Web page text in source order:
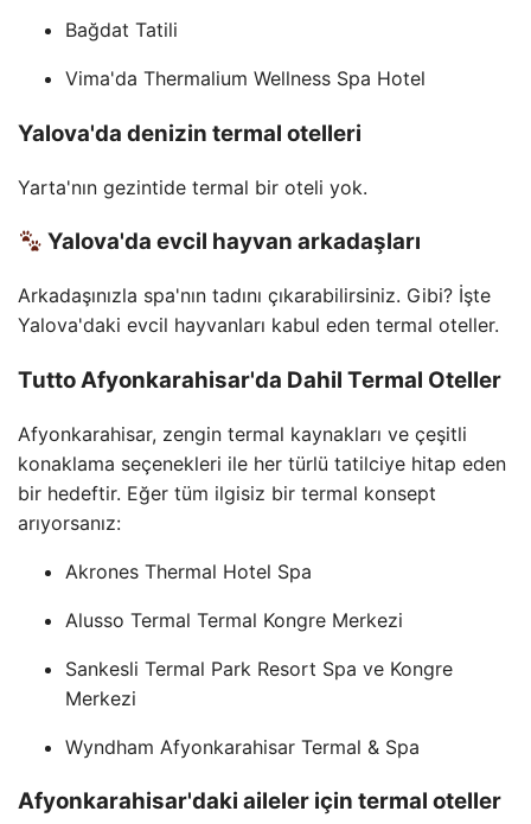
Bağdat Tatili
Vima'da Thermalium Wellness Spa Hotel
Yalova'da denizin termal otelleri
Yarta'nın gezintide termal bir oteli yok.
Yalova'da evcil hayvan arkadaşları
Arkadaşınızla spa'nın tadını çıkarabilirsiniz. Gibi? İşte
Yalova'daki evcil hayvanları kabul eden termal oteller.
Tutto Afyonkarahisar'da Dahil Termal Oteller
Afyonkarahisar, zengin termal kaynakları ve çeşitli
konaklama seçenekleri ile her türlü tatilciye hitap eden
bir hedeftir. Eğer tüm ilgisiz bir termal konsept
arıyorsanız:
Akrones Thermal Hotel Spa
Alusso Termal Termal Kongre Merkezi
Sankesli Termal Park Resort Spa ve Kongre
Merkezi
Wyndham Afyonkarahisar Termal & Spa
Afyonkarahisar'daki aileler için termal oteller